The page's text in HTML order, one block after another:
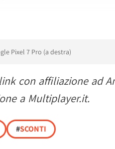
Pixel 7 Pro (a destra)
con affiliazione ad
a Multiplayer.it.
#SCONTI